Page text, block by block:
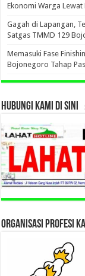
Ekonomi Warga Lewat
Gagah di Lapangan,
Satgas TMMD 129
Memasuki Fase
Bojonegoro Tahap
HUBUNGI KAMI DI SINI
ORGANISASI PROFESI